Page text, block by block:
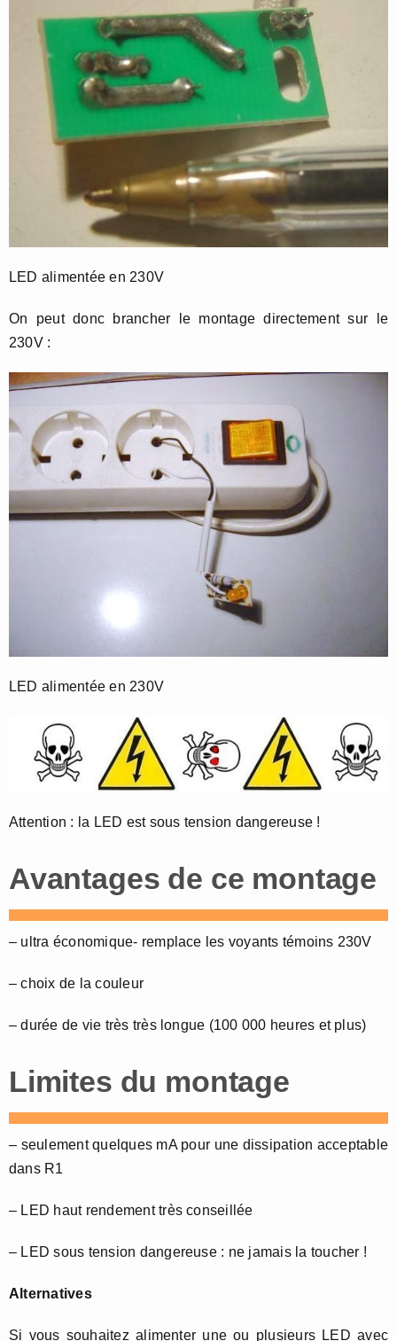
LED alimentée en 230V
On peut donc brancher le montage directement sur le
230V :
LED alimentée en 230V
Attention : la LED est sous tension dangereuse !
Avantages de ce montage
– ultra économique- remplace les voyants témoins 230V
– choix de la couleur
– durée de vie très très longue (100 000 heures et plus)
Limites du montage
– seulement quelques mA pour une dissipation acceptable
dans R1
– LED haut rendement très conseillée
– LED sous tension dangereuse : ne jamais la toucher !
Alternatives
Si vous souhaitez alimenter une ou plusieurs LED avec